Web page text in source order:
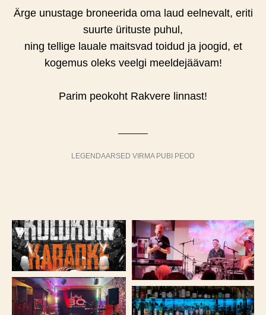
Ärge unustage broneerida oma laud eelnevalt, eriti
suurte ürituste puhul,
ning tellige lauale maitsvad toidud ja joogid, et
kogemus oleks veelgi meeldejäävam!
Parim peokoht Rakvere linnast!
LEGENDAARSED VIRMA PUBI PEOD